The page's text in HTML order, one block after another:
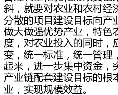
业，实现规模效益。